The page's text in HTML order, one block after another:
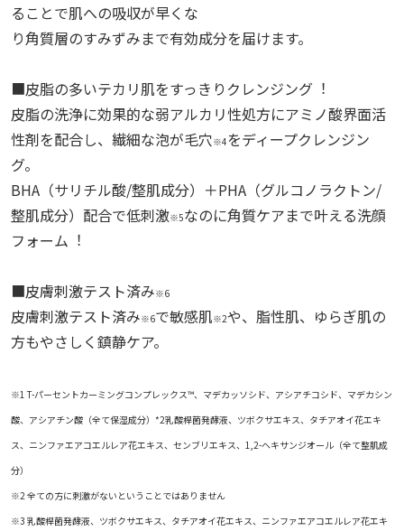
ることで肌への吸収が早くな
り角質層のすみずみまで有効成分を届けます。
■皮脂の多いテカリ肌をすっきりクレンジング︕
皮脂の洗浄に効果的な弱アルカリ性処方にアミノ酸界面活
性剤を配合し、繊細な泡が毛穴※4をディープクレンジン
グ。
BHA（サリチル酸/整肌成分）＋PHA（グルコノラクトン/
整肌成分）配合で低刺激※5なのに角質ケアまで叶える洗顔
フォーム︕
■皮膚刺激テスト済み※6
皮膚刺激テスト済み※6で敏感肌※2や、脂性肌、ゆらぎ肌の
方もやさしく鎮静ケア。
※1 T-パーセントカーミングコンプレックス™、マデカッソシド、アシアチコシド、マデカシン
酸、アシアチン酸（全て保湿成分）*2乳酸桿菌発酵液、ツボクサエキス、タチアオイ花エキ
ス、ニンファエアコエルレア花エキス、センブリエキス、1,2-ヘキサンジオール（全て整肌成
分）
※2全ての方に刺激がないということではありません
※3 乳酸桿菌発酵液、ツボクサエキス、タチアオイ花エキス、ニンファエアコエルレア花エキ